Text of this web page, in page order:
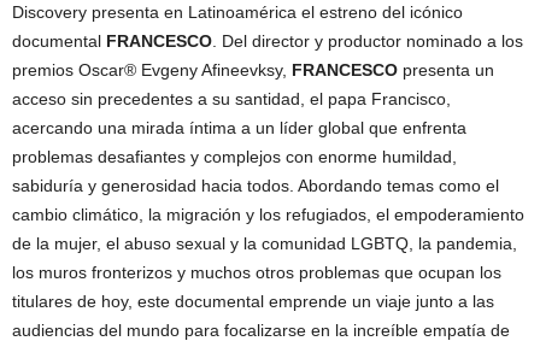
Discovery presenta en Latinoamérica el estreno del icónico
documental FRANCESCO . Del director y productor nominado a los
premios Oscar® Evgeny Afineevksy, FRANCESCO presenta un
acceso sin precedentes a su santidad, el papa Francisco,
acercando una mirada íntima a un líder global que enfrenta
problemas desafiantes y complejos con enorme humildad,
sabiduría y generosidad hacia todos. Abordando temas como el
cambio climático, la migración y los refugiados, el empoderamiento
de la mujer, el abuso sexual y la comunidad LGBTQ, la pandemia,
los muros fronterizos y muchos otros problemas que ocupan los
titulares de hoy, este documental emprende un viaje junto a las
audiencias del mundo para focalizarse en la increíble empatía de